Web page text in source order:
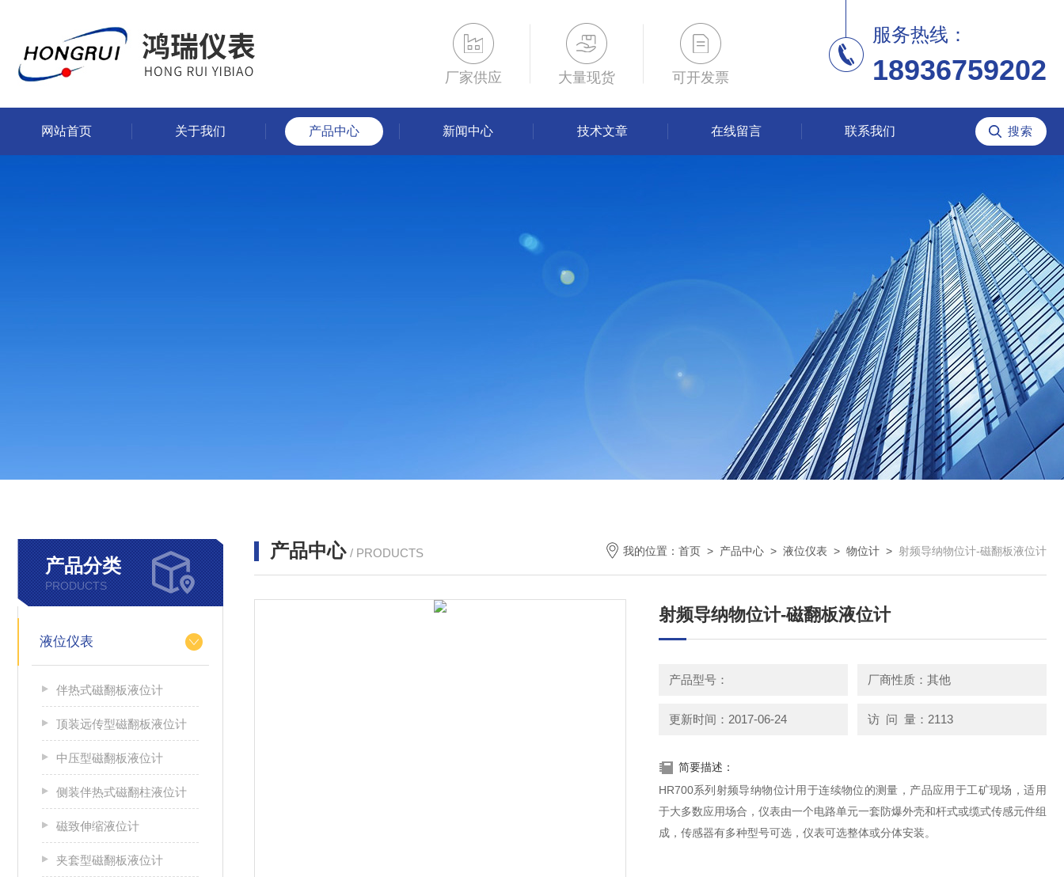
厂家供应 大量现货 可开发票
服务热线：
18936759202
网站首页 关于我们 产品中心 新闻中心 技术文章 在线留言 联系我们
产品分类
PRODUCTS
液位仪表
伴热式磁翻板液位计
顶装远传型磁翻板液位计
中压型磁翻板液位计
侧装伴热式磁翻柱液位计
磁致伸缩液位计
夹套型磁翻板液位计
产品中心 / PRODUCTS 我的位置： 首页 > 产品中心 > 液位仪表 > 物位计 > 射频导纳物位计-磁翻板液位计
射频导纳物位计-磁翻板液位计
产品型号： 厂商性质：其他
更新时间：2017-06-24 访 问 量：2113
简要描述：
HR700系列射频导纳物位计用于连续物位的测量，产品应用于工矿现场，适用
于大多数应用场合，仪表由一个电路单元一套防爆外壳和杆式或缆式传感元件组
成，传感器有多种型号可选，仪表可选整体或分体安装。